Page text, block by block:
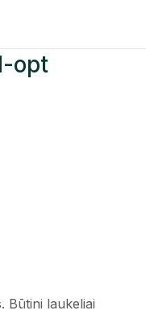
opt
Būtini laukeliai